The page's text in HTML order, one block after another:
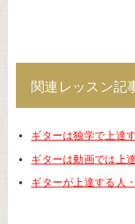
関連レッスン記
ギターは独学で上達
ギターは動画では上
ギターが上達する人